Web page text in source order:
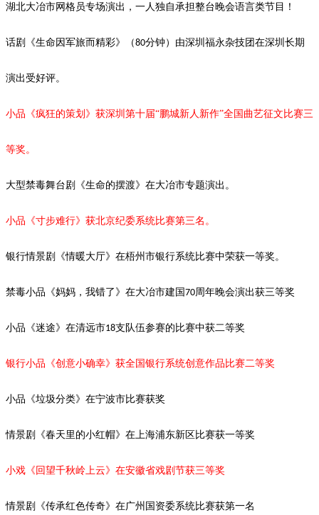
湖北大冶市网格员专场演出，一人独自承担整台晚会语言类节目！
话剧《生命因军旅而精彩》（80分钟）由深圳福永杂技团在深圳长期
演出受好评。
小品《疯狂的策划》获深圳第十届“鹏城新人新作”全国曲艺征文比赛三
等奖。
大型禁毒舞台剧《生命的摆渡》 在大冶市专题演出。
小品《寸步难行》获北京纪委系统比赛第三名。
银行情景剧《情暖大厅》在梧州市银行系统比赛中荣获一等奖。
禁毒小品《妈妈，我错了》在大冶市建国70周年晚会演出获三等奖
小品《迷途》在清远市18支队伍参赛的比赛中获二等奖
银行小品《创意小确幸》获全国银行系统创意作品比赛二等奖
小品《垃圾分类》在宁波市比赛获奖
情景剧 《春天里的小红帽》在上海浦东新区比赛获一等奖
小戏《回望千秋岭上云》在安徽省戏剧节获三等奖
情景剧《传承红色传奇》在广州国资委系统比赛获第一名